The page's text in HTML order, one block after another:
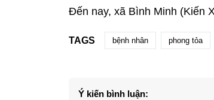
Đến nay, xã Bình Minh (Kiến
TAGS bệnh nhân phong tỏa
Ý kiến bình luận: